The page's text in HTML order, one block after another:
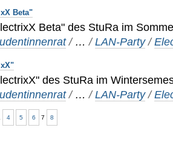
Beta"
Beta" des StuRa im
/ …/LAN-Party /
des StuRa im
/ …/LAN-Party /
4 5 6 7 8